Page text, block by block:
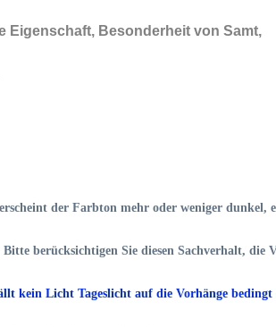
Eigenschaft, Besonderheit von Samt,
der Farbton mehr oder weniger dunkel,
berücksichtigen Sie diesen Sachverhalt, die
kein Licht Tageslicht auf die Vorhänge bedingt